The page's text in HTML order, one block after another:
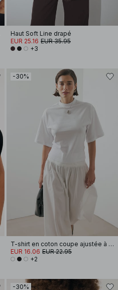
Haut Soft Line drapé
EUR 25.16 EUR 35.95
+3
-30%
T-shirt en coton coupe ajustée à encolure cheminée
EUR 16.06 EUR 22.95
+2
-30%